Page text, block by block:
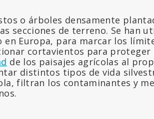
o árboles densamente
secciones de terreno. Se han
Europa, para marcar los
cortavientos para proteger
de los paisajes agrícolas al
distintos tipos de vida
filtran los contaminantes y